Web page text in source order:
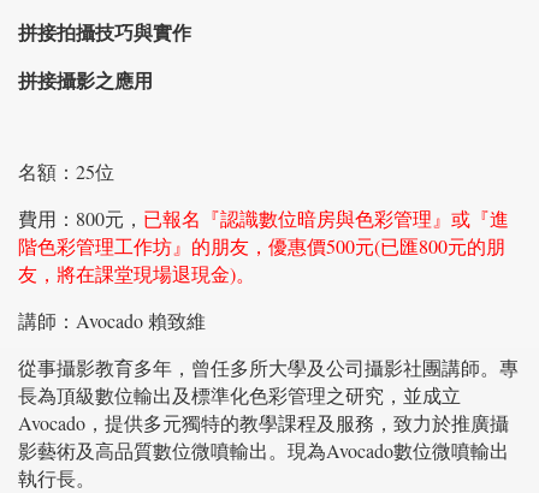
拼接拍攝技巧與實作
拼接攝影之應用
名額：25位
費用：800元， 已報名『認識數位暗房與色彩管理』或『進
階色彩管理工作坊』的朋友，優惠價500元(已匯800元的朋
友，將在課堂現場退現金)。
講師：Avocado 賴致維
從事攝影教育多年，曾任多所大學及公司攝影社團講師。專
長為頂級數位輸出及標準化色彩管理之研究，並成立
Avocado，提供多元獨特的教學課程及服務，致力於推廣攝
影藝術及高品質數位微噴輸出。現為Avocado數位微噴輸出
執行長。